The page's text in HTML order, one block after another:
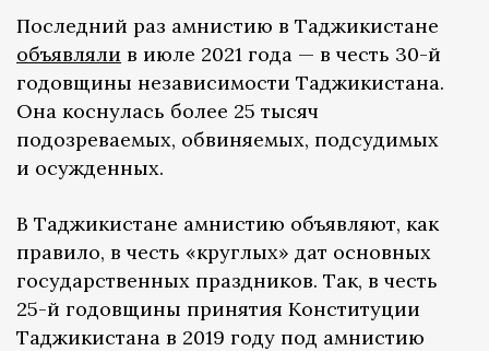
Последний раз амнистию в Таджикистане
объявляли в июле 2021 года — в честь 30-й
годовщины независимости Таджикистана.
Она коснулась более 25 тысяч
подозреваемых, обвиняемых, подсудимых
и осужденных.
В Таджикистане амнистию объявляют, как
правило, в честь «круглых» дат основных
государственных праздников. Так, в честь
25-й годовщины принятия Конституции
Таджикистана в 2019 году под амнистию